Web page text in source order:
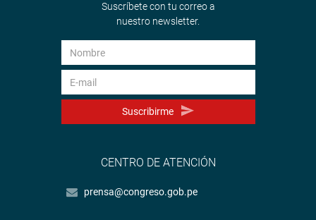
Suscríbete con tu correo a
nuestro newsletter.
Suscribirme
CENTRO DE ATENCIÓN
prensa@congreso.gob.pe